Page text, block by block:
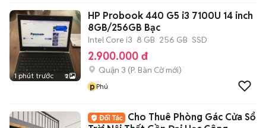
1 phút trước 2
HP Probook 440 G5 i3 7100U 14 inch
8GB/256GB Bạc
Intel Core i3 8 GB 256 GB SSD
2.900.000 đ
Quận 3 (P. Bàn Cờmới)
pPhú
Cho Thuê Phòng Gác Cửa Sổ